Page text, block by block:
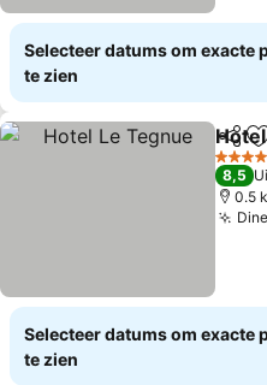
Selecteer datums om exacte
te zien
Delen
4 Sterren
8,5
0.5
Selecteer datums om exacte
te zien